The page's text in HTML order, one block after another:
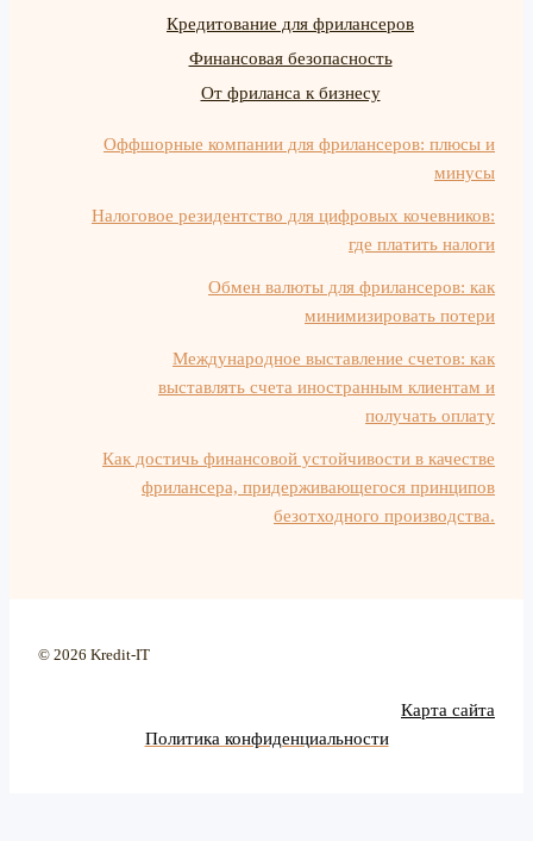
Кредитование для фрилансеров
Финансовая безопасность
От фриланса к бизнесу
Оффшорные компании для фрилансеров: плюсы и
минусы
Налоговое резидентство для цифровых кочевников:
где платить налоги
Обмен валюты для фрилансеров: как
минимизировать потери
Международное выставление счетов: как
выставлять счета иностранным клиентам и
получать оплату
Как достичь финансовой устойчивости в качестве
фрилансера, придерживающегося принципов
безотходного производства.
© 2026 Kredit-IT
Карта сайта
Политика конфиденциальности